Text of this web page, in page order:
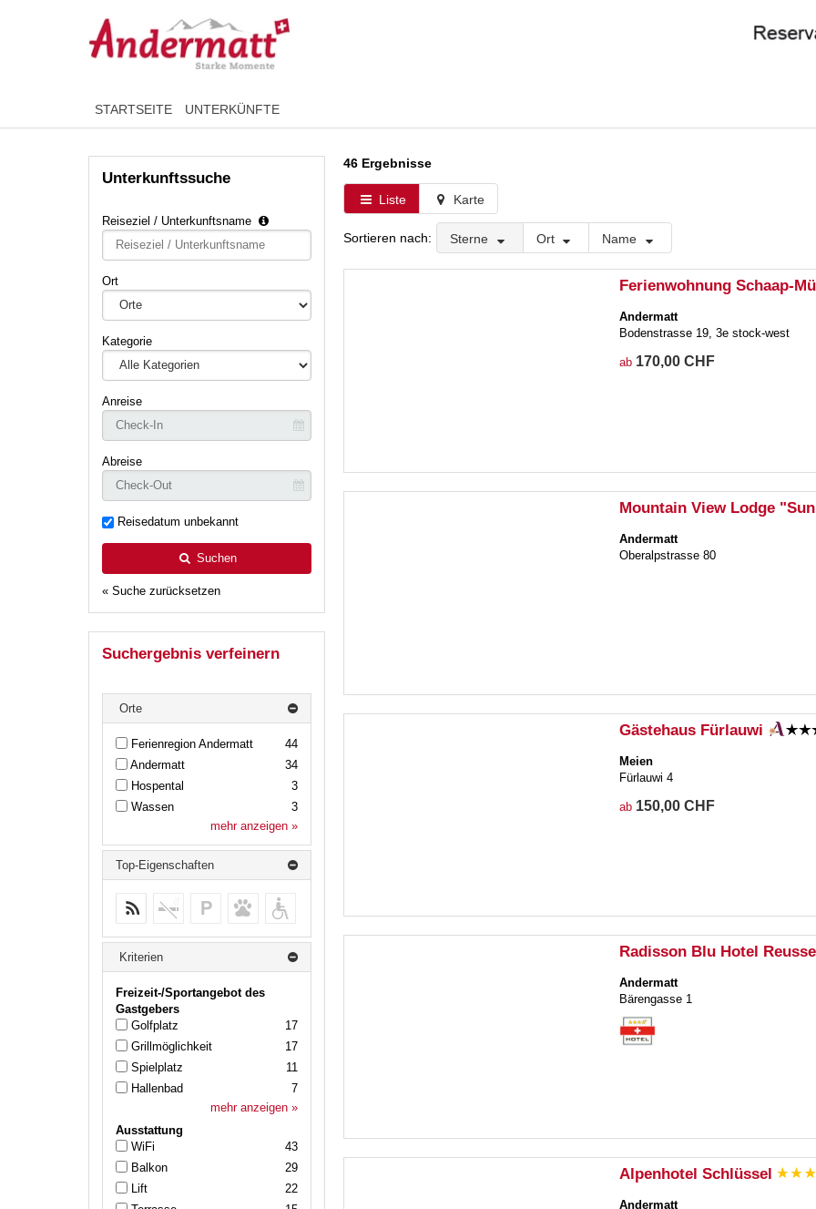
STARTSEITE UNTERKÜNFTE
46 Ergebnisse
Liste Karte
Sortieren nach: Sterne Ort Name
Ferienwohnung Schaap-
Andermatt
Bodenstrasse 19, 3e stock-west
ab 170,00 CHF
Mountain View Lodge
Andermatt
Oberalpstrasse 80
Gästehaus Fürlauwi
Meien
Fürlauwi 4
ab 150,00 CHF
Radisson Blu Hotel
Andermatt
Bärengasse 1
Alpenhotel Schlüssel
Andermatt
Unterkunftssuche
Reiseziel / Unterkunftsname
Type 2 or
characters
Ort
Kategorie
Anreise
Abreise
Reisedatum unbekannt
Suchen
« Suche zurücksetzen
Suchergebnis verfeinern
Orte
44
Ferienregion Andermatt
34
Andermatt
3
Hospental
3
Wassen
mehr anzeigen »
Top-Eigenschaften
keine weiteren Treffer
keine weiteren Treffer
keine weiteren
Treffer
keine
weiteren
Kriterien
Freizeit-/Sportangebot des
Gastgebers
17
Golfplatz
17
Grillmöglichkeit
11
Spielplatz
7
Hallenbad
mehr anzeigen »
Ausstattung
43
WiFi
29
Balkon
22
Lift